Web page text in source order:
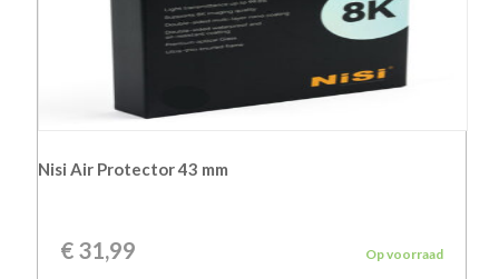
Nisi Air Protector 43 mm
€31,99 Op voorraad